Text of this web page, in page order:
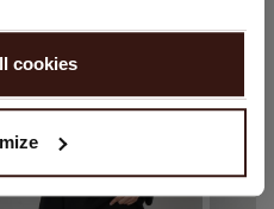
cookies